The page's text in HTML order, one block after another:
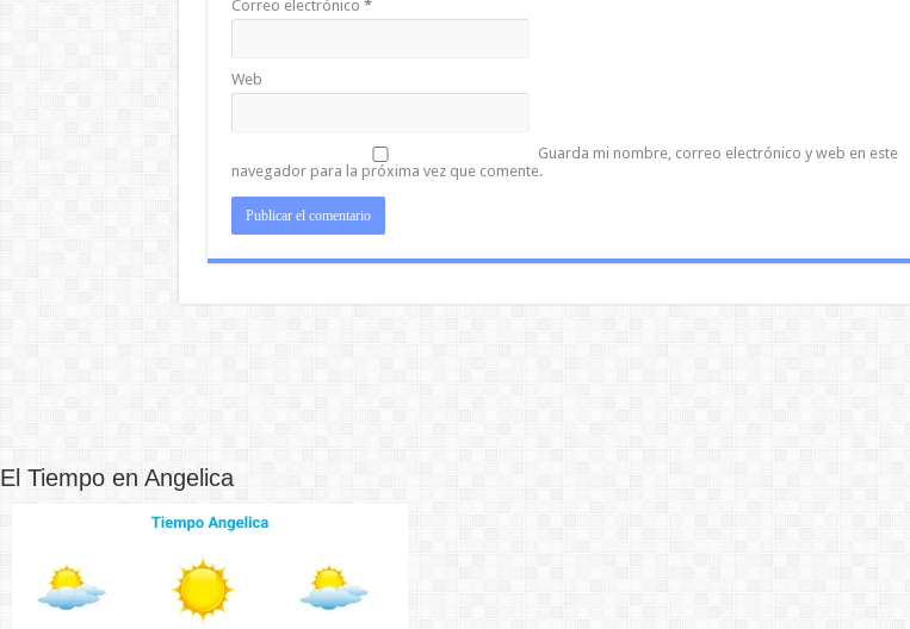
Correo electrónico *
Web
Guarda mi nombre, correo electrónico y web en este
navegador para la próxima vez que comente.
El Tiempo en Angelica